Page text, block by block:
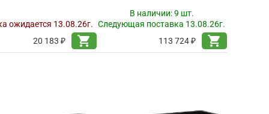
ожидается 13.08.26г.
20 183 ₽
shopping_cart
В наличии:9 шт.
Следующая поставка 13.08.26г.
113 724 ₽
shopping_cart